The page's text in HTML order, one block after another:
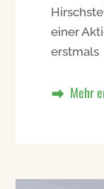
einer
erstmals